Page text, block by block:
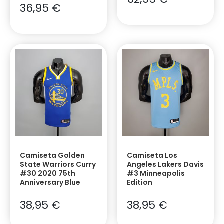
36,95 €
Camiseta Golden
State Warriors Curry
#30 2020 75th
Anniversary Blue
38,95 €
Camiseta Los
Angeles Lakers Davis
#3 Minneapolis
Edition
38,95 €